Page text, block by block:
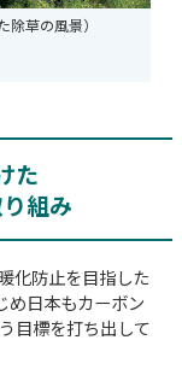
草の風景）
た
組み
化防止を目指した
め日本もカーボン
目標を打ち出して